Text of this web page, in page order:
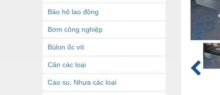
Bảo hộ lao động
Bơm công nghiệp
Bùlon ốc vít
Cân các loại
Cao su, Nhựa các loại